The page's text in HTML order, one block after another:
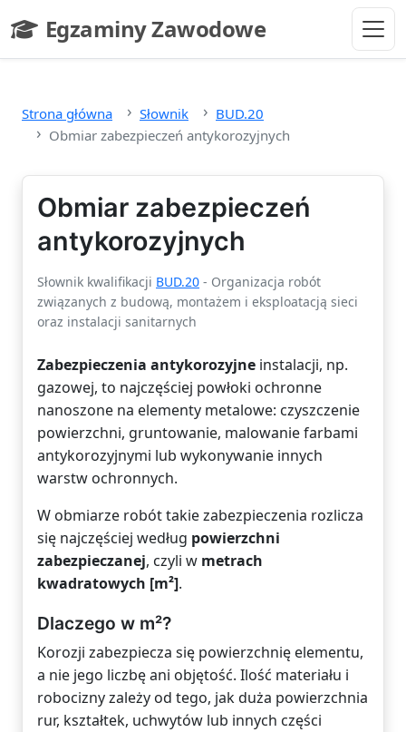
Egzaminy Zawodowe
- strona główna
Strona główna Słownik
BUD.20
Obmiar zabezpieczeń antykorozyjnych
Obmiar zabezpieczeń
antykorozyjnych
Słownik kwalifikacji BUD.20 - Organizacja robót
związanych z budową, montażem i eksploatacją sieci
oraz instalacji sanitarnych
Zabezpieczenia antykorozyjne instalacji, np.
gazowej, to najczęściej powłoki ochronne
nanoszone na elementy metalowe: czyszczenie
powierzchni, gruntowanie, malowanie farbami
antykorozyjnymi lub wykonywanie innych
warstw ochronnych.
W obmiarze robót takie zabezpieczenia rozlicza
się najczęściej według powierzchni
zabezpieczanej, czyli w metrach
kwadratowych [m²].
Dlaczego w m²?
Korozji zabezpiecza się powierzchnię elementu,
a nie jego liczbę ani objętość. Ilość materiału i
robocizny zależy od tego, jak duża powierzchnia
rur, kształtek, uchwytów lub innych części